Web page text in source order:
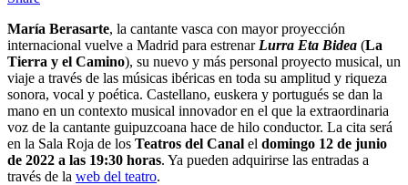
María Berasarte, la cantante vasca con mayor proyección
internacional vuelve a Madrid para estrenar Lurra Eta Bidea (La
Tierra y el Camino), su nuevo y más personal proyecto musical, un
viaje a través de las músicas ibéricas en toda su amplitud y riqueza
sonora, vocal y poética. Castellano, euskera y portugués se dan la
mano en un contexto musical innovador en el que la extraordinaria
voz de la cantante guipuzcoana hace de hilo conductor. La cita será
en la Sala Roja de los Teatros del Canal el domingo 12 de junio
de 2022 a las 19:30 horas. Ya pueden adquirirse las entradas a
través de la web del teatro.